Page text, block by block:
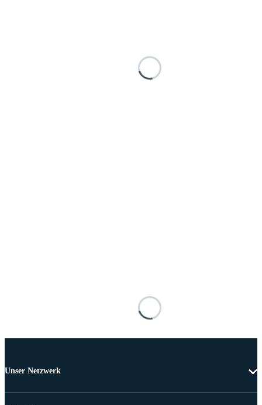
Unser Netzwerk